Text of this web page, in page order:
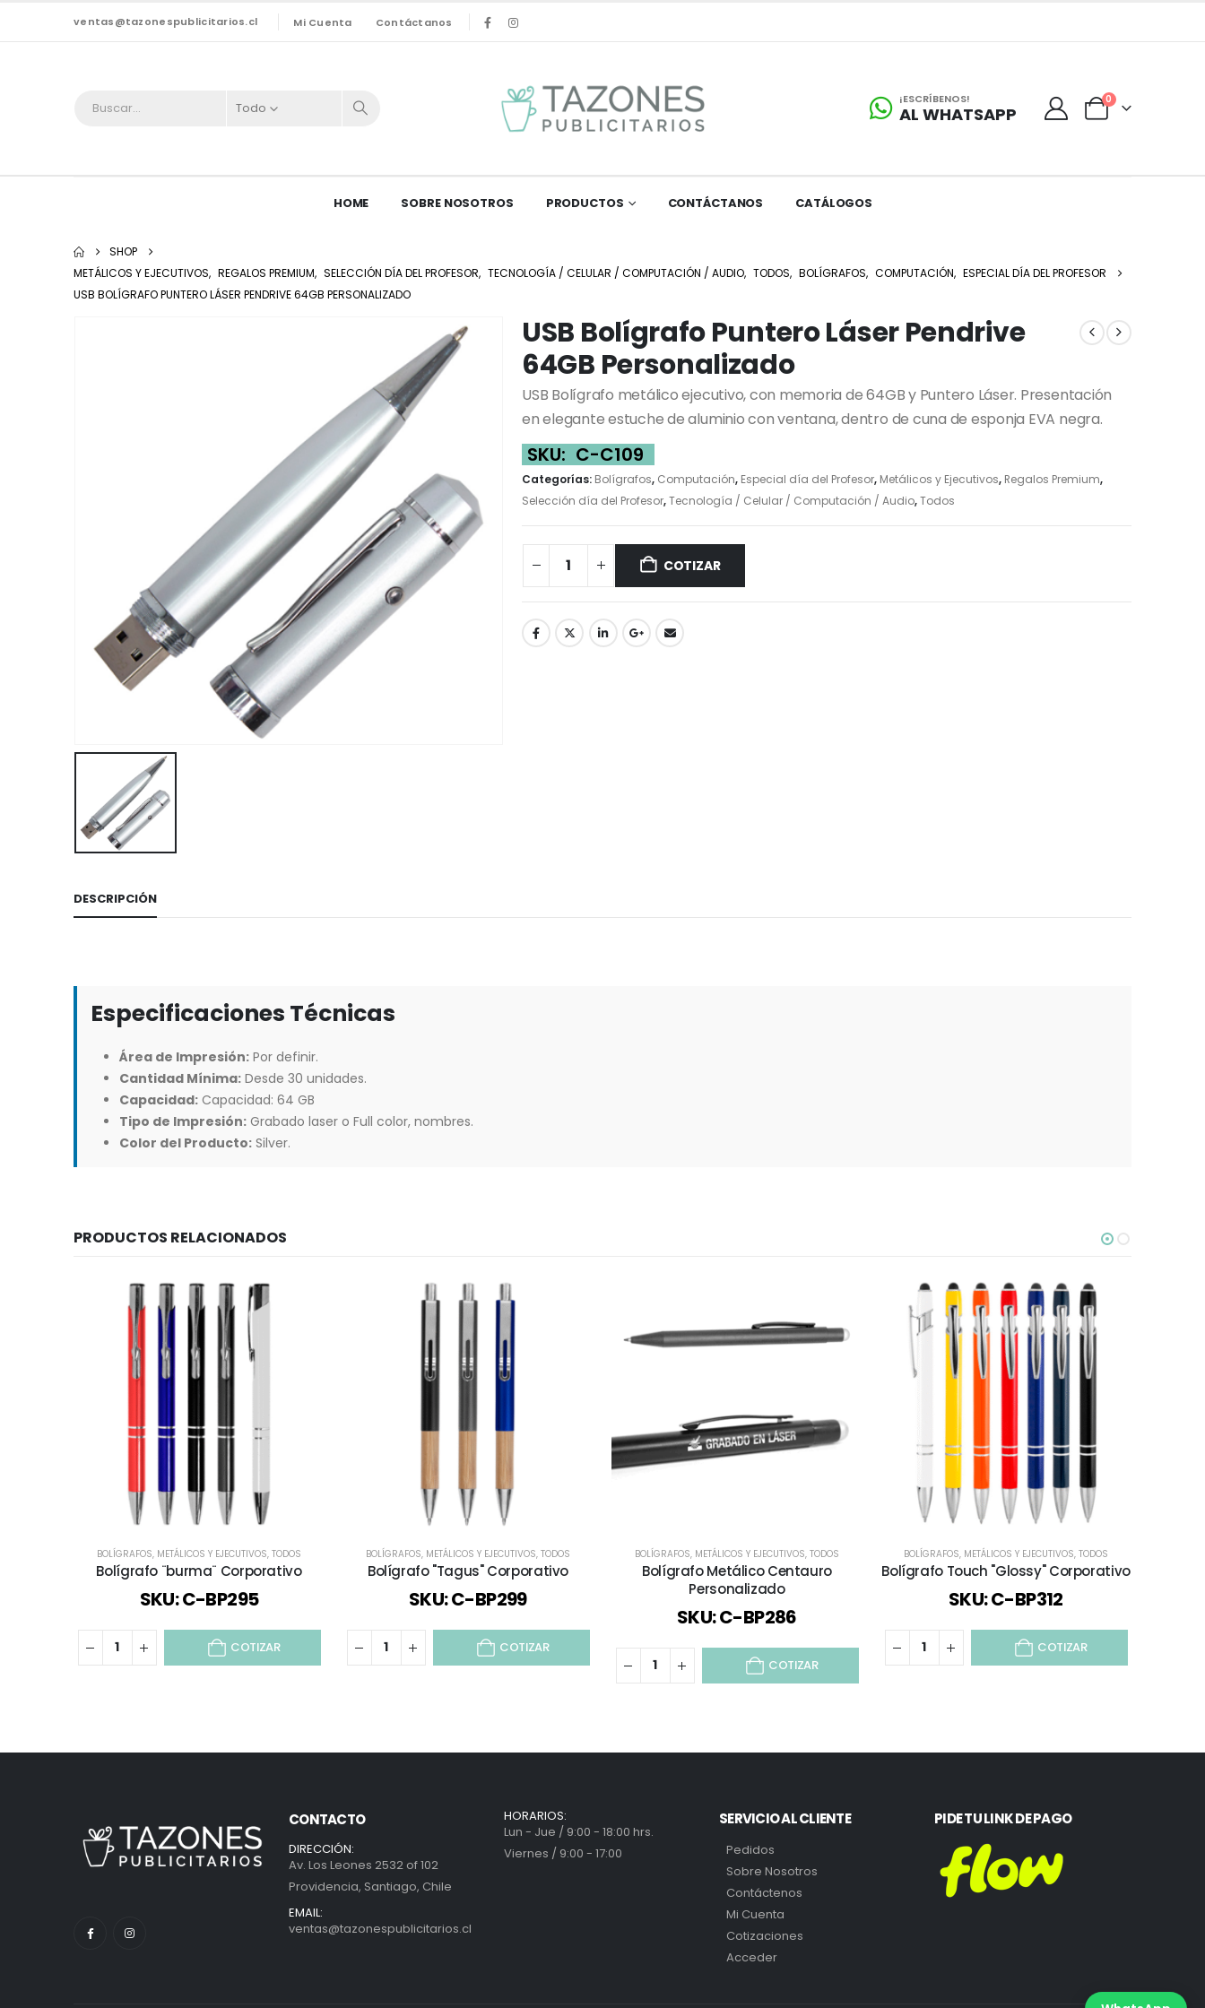
ventas@tazonespublicitarios.cl Mi Cuenta Contáctanos
Todo
¡ESCRÍBENOS!
AL WHATSAPP
0
HOME SOBRE NOSOTROS PRODUCTOS CONTÁCTANOS CATÁLOGOS
SHOP
METÁLICOS Y EJECUTIVOS, REGALOS PREMIUM, SELECCIÓN DÍA DEL PROFESOR, TECNOLOGÍA / CELULAR / COMPUTACIÓN / AUDIO, TODOS, BOLÍGRAFOS, COMPUTACIÓN, ESPECIAL DÍA DEL PROFESOR
USB BOLÍGRAFO PUNTERO LÁSER PENDRIVE 64GB PERSONALIZADO
USB Bolígrafo Puntero Láser Pendrive
64GB Personalizado
USB Bolígrafo metálico ejecutivo, con memoria de 64GB y Puntero Láser. Presentación
en elegante estuche de aluminio con ventana, dentro de cuna de esponja EVA negra.
SKU: C-C109
Categorías: Bolígrafos, Computación, Especial día del Profesor, Metálicos y Ejecutivos, Regalos Premium,
Selección día del Profesor,Tecnología / Celular / Computación / Audio,Todos
COTIZAR
DESCRIPCIÓN
Especificaciones Técnicas
Área de Impresión: Por definir.
Cantidad Mínima: Desde 30 unidades.
Capacidad: Capacidad: 64 GB
Tipo de Impresión: Grabado laser o Full color, nombres.
Color del Producto: Silver.
PRODUCTOS RELACIONADOS
BOLÍGRAFOS, METÁLICOS Y EJECUTIVOS, TODOS
Bolígrafo ¨burma¨ Corporativo
SKU: C-BP295
COTIZAR
BOLÍGRAFOS, METÁLICOS Y EJECUTIVOS, TODOS
Bolígrafo "Tagus" Corporativo
SKU: C-BP299
COTIZAR
BOLÍGRAFOS, METÁLICOS Y EJECUTIVOS, TODOS
Bolígrafo Metálico Centauro
Personalizado
SKU: C-BP286
COTIZAR
BOLÍGRAFOS, METÁLICOS Y EJECUTIVOS, TODOS
Bolígrafo Touch "Glossy" Corporativo
SKU: C-BP312
COTIZAR
CONTACTO
DIRECCIÓN:
Av. Los Leones 2532 of 102
Providencia, Santiago, Chile
EMAIL:
ventas@tazonespublicitarios.cl
HORARIOS:
Lun - Jue / 9:00 - 18:00 hrs.
Viernes / 9:00 - 17:00
SERVICIO AL CLIENTE
Pedidos
Sobre Nosotros
Contáctenos
Mi Cuenta
Cotizaciones
Acceder
PIDE TU LINK DE PAGO